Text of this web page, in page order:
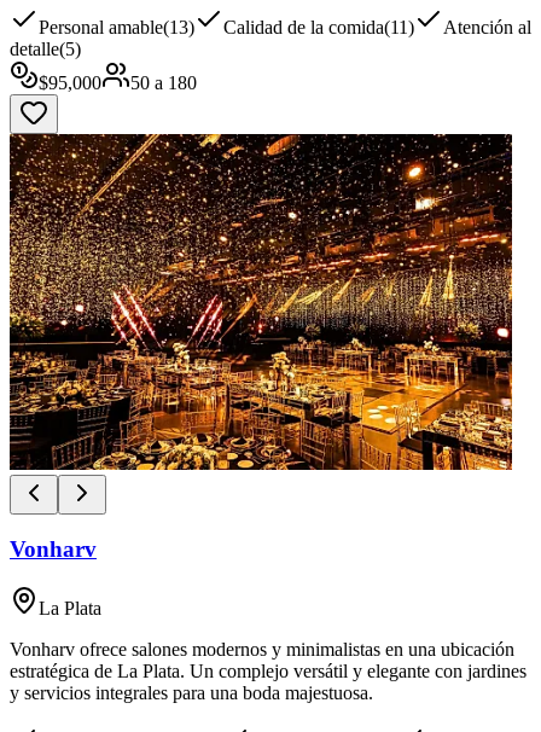
Personal amable(13) Calidad de la comida(11)
Atención al
detalle(5)
$95,000 50 a 180
Vonharv
La Plata
Vonharv ofrece salones modernos y minimalistas en una ubicación
estratégica de La Plata. Un complejo versátil y elegante con jardines
y servicios integrales para una boda majestuosa.